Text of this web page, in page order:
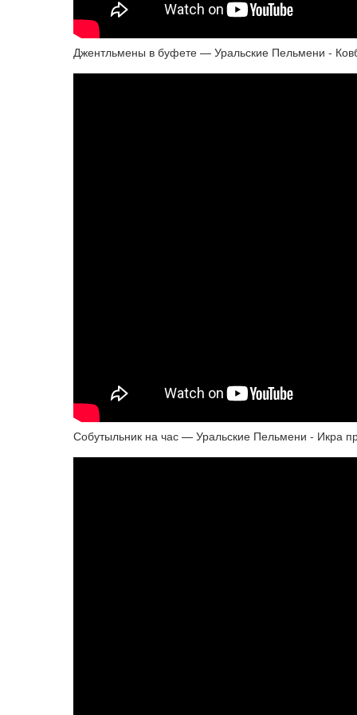
Джентльмены в буфете — Уральские Пельмени -
Собутыльник на час — Уральские Пельмени - Икра